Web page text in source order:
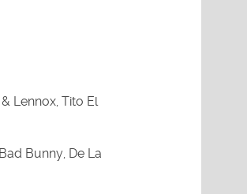
Lennox, Tito El
Bunny, De La